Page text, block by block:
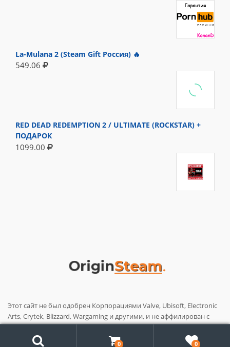
La-Mulana 2 (Steam Gift Россия) 🔥
549.06
RED DEAD REDEMPTION 2 / ULTIMATE (ROCKSTAR) +
ПОДАРОК
1099.00
Этот сайт не был одобрен Корпорациями Valve, Ubisoft, Electronic
Arts, Crytek, Blizzard, Wargaming и другими, и не аффилирован с
ними. Название и логотипы данных корпораций являются
товарными знаками или зарегистрированными товарными
0 0